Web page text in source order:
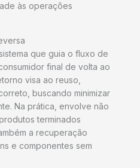
às operações
que guia o fluxo de
final de volta ao
visa ao reuso,
buscando minimizar
Na prática, envolve não
terminados
a recuperação
e componentes sem